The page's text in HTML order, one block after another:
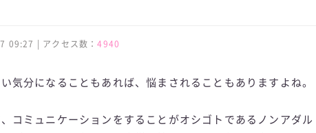
09:27 | アクセス数：4940
気分になることもあれば、悩まされることもありますよね。
コミュニケーションをすることがオシゴトであるノンアダル